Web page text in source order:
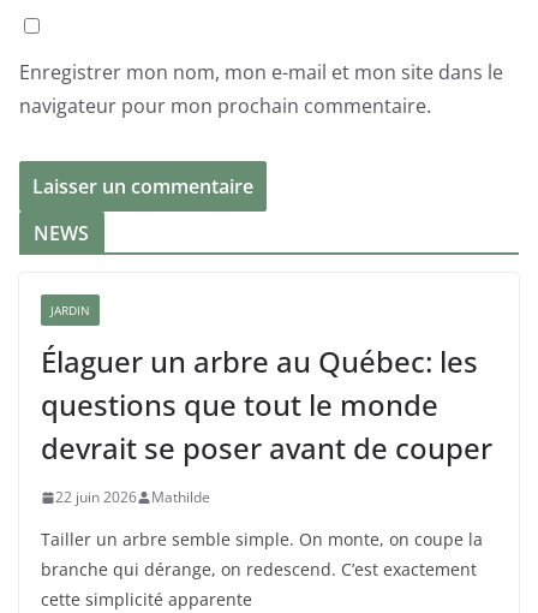
Enregistrer mon nom, mon e-mail et mon site dans le
navigateur pour mon prochain commentaire.
NEWS
JARDIN
Élaguer un arbre au Québec: les
questions que tout le monde
devrait se poser avant de couper
22 juin 2026 Mathilde
Tailler un arbre semble simple. On monte, on coupe la
branche qui dérange, on redescend. C’est exactement
cette simplicité apparente